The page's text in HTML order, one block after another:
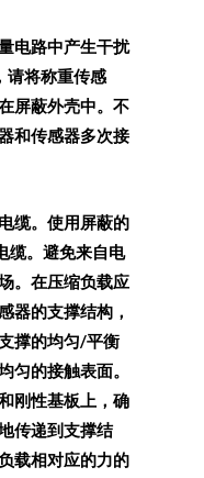
电路中产生干扰
请将称重传感
屏蔽外壳中。不
和传感器多次接
缆。使用屏蔽的
缆。避免来自电
。在压缩负载应
器的支撑结构，
撑的均匀/平衡
匀的接触表面。
刚性基板上，确
传递到支撑结
载相对应的力的